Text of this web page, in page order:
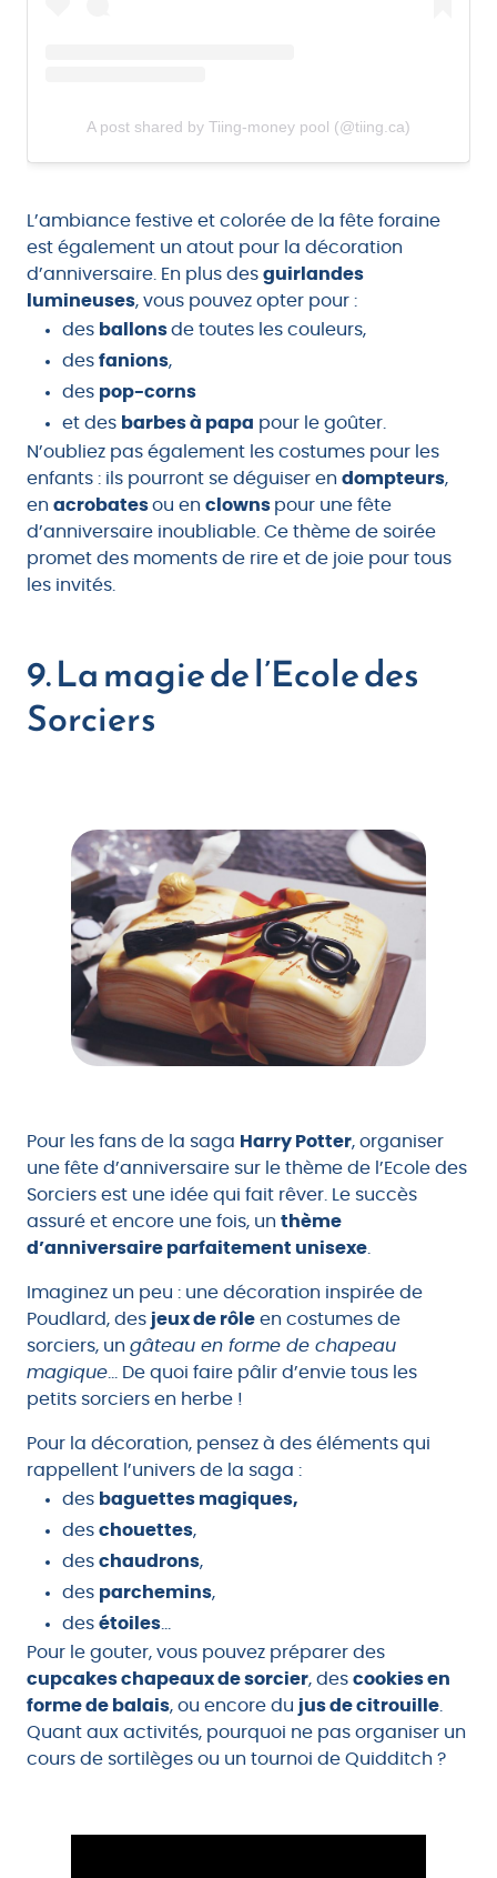
A post shared by Tiing-money pool (@tiing.ca)
L’ambiance festive et colorée de la fête foraine
est également un atout pour la décoration
d’anniversaire. En plus des guirlandes
lumineuses, vous pouvez opter pour :
des ballonsde toutes les couleurs,
des fanions,
des pop-corns
et des barbes à papa pour le goûter.
N’oubliez pas également les costumes pour les
enfants : ils pourront se déguiser en dompteurs,
en acrobatesou en clowns pour une fête
d’anniversaire inoubliable. Ce thème de soirée
promet des moments de rire et de joie pour tous
les invités.
9. La magie de l’Ecole des
Sorciers
Pour les fans de la saga Harry Potter, organiser
une fête d’anniversaire sur le thème de l’Ecole des
Sorciers est une idée qui fait rêver. Le succès
assuré et encore une fois, un thème
d’anniversaire parfaitement unisexe
Imaginez un peu : une décoration inspirée de
Poudlard, des jeux de rôle en costumes de
sorciers, un gâteau en forme de chapeau
magique … De quoi faire pâlir d’envie tous les
petits sorciers en herbe !
Pour la décoration, pensez à des éléments qui
rappellent l’univers de la saga :
des baguettes magiques,
des chouettes,
des chaudrons,
des parchemins,
des étoiles
Pour le gouter, vous pouvez préparer des
cupcakes chapeaux de sorcier, des cookies en
forme de balais, ou encore du jus de citrouille
Quant aux activités, pourquoi ne pas organiser un
cours de sortilèges ou un tournoi de Quidditch ?